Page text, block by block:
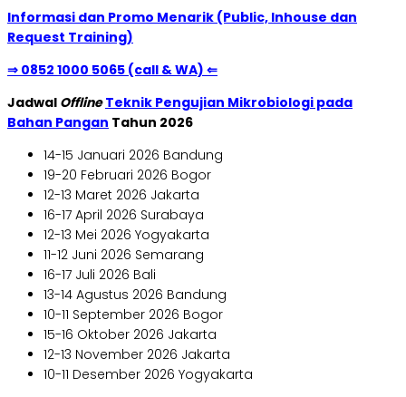
Informasi dan Promo Menarik (Public, Inhouse dan
Request Training)
⇒ 0852 1000 5065 (call & WA) ⇐
Jadwal OfflineTeknik Pengujian Mikrobiologi pada
Bahan Pangan Tahun 2026
14-15 Januari 2026 Bandung
19-20 Februari 2026 Bogor
12-13 Maret 2026 Jakarta
16-17 April 2026 Surabaya
12-13 Mei 2026 Yogyakarta
11-12 Juni 2026 Semarang
16-17 Juli 2026 Bali
13-14 Agustus 2026 Bandung
10-11 September 2026 Bogor
15-16 Oktober 2026 Jakarta
12-13 November 2026 Jakarta
10-11 Desember 2026 Yogyakarta